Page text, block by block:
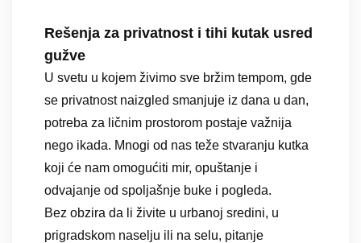
Rešenja za privatnost i tihi kutak usred
gužve
U svetu u kojem živimo sve bržim tempom, gde
se privatnost naizgled smanjuje iz dana u dan,
potreba za ličnim prostorom postaje važnija
nego ikada. Mnogi od nas teže stvaranju kutka
koji će nam omogućiti mir, opuštanje i
odvajanje od spoljašnje buke i pogleda.
Bez obzira da li živite u urbanoj sredini, u
prigradskom naselju ili na selu, pitanje